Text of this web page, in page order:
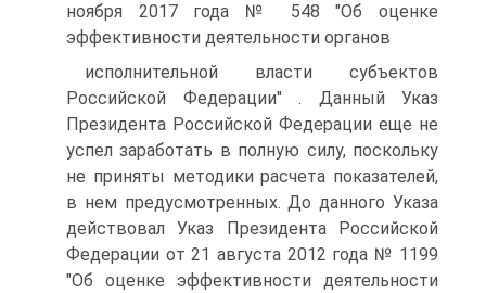
ноября 2017 года № 548 "Об оценке
эффективности деятельности органов
исполнительной власти субъектов
Российской Федерации" . Данный Указ
Президента Российской Федерации еще не
успел заработать в полную силу, поскольку
не приняты методики расчета показателей,
в нем предусмотренных. До данного Указа
действовал Указ Президента Российской
Федерации от 21 августа 2012 года № 1199
"Об оценке эффективности деятельности